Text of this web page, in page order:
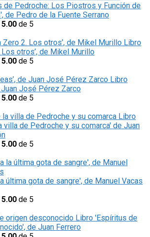
de Pedroche: Los Piostros y Función de
de Pedro de la Fuente Serrano
5.00 de 5
Libro
Los otros’, de Mikel Murillo
5.00 de 5
Libro
Juan José Pérez Zarco
5.00 de 5
Libro
villa de Pedroche y su comarca' de Juan
5.00 de 5
última gota de sangre', de Manuel Vacas
5.00 de 5
Libro 'Espíritus de
de Juan Ferrero